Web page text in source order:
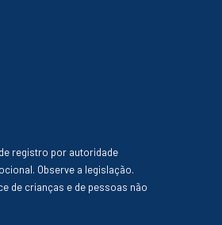
registro por autoridade
Observe a legislação.
de crianças e de pessoas não